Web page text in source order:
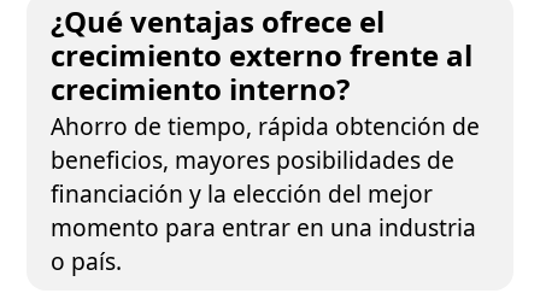
¿Qué ventajas ofrece el
crecimiento externo frente al
crecimiento interno?
Ahorro de tiempo, rápida obtención de
beneficios, mayores posibilidades de
financiación y la elección del mejor
momento para entrar en una industria
o país.